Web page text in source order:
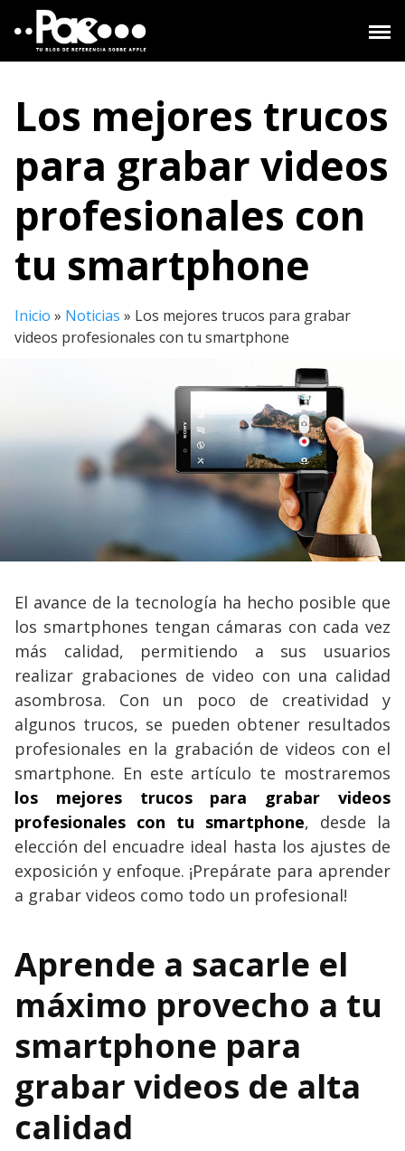
Saltar
contenido
Los mejores trucos
para grabar videos
profesionales con
tu smartphone
Inicio » Noticias » Los mejores trucos para grabar
videos profesionales con tu smartphone
El avance de la tecnología ha hecho posible que
los smartphones tengan cámaras con cada vez
más calidad, permitiendo a sus usuarios
realizar grabaciones de video con una calidad
asombrosa. Con un poco de creatividad y
algunos trucos, se pueden obtener resultados
profesionales en la grabación de videos con el
smartphone. En este artículo te mostraremos
los mejores trucos para grabar videos
profesionales con tu smartphone, desde la
elección del encuadre ideal hasta los ajustes de
exposición y enfoque. ¡Prepárate para aprender
a grabar videos como todo un profesional!
Aprende a sacarle el
máximo provecho a tu
smartphone para
grabar videos de alta
calidad